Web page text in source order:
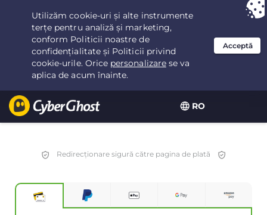
RO
Ai ales:Cea mai bună ofertăpentru 3.3333333333333ani la $
/lună
Redirecționare sigură către pagina de plată